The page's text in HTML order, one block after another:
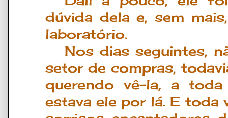
dúvida dela e, sem
laboratório.
Nos dias seguintes,
setor de compras,
querendo vê-la, a
estava ele por lá. E toda